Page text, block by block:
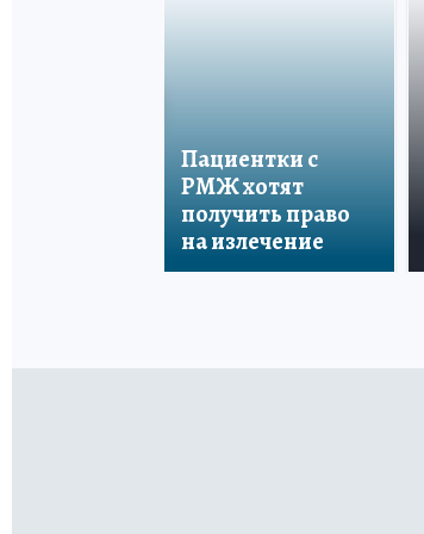
Пациентки с
РМЖ хотят
получить право
на излечение